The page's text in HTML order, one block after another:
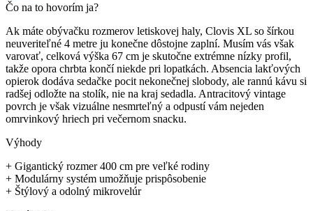
Čo na to hovorím ja?
Ak máte obývačku rozmerov letiskovej haly, Clovis XL so šírkou
neuveriteľné 4 metre ju konečne dôstojne zaplní. Musím vás však
varovať, celková výška 67 cm je skutočne extrémne nízky profil,
takže opora chrbta končí niekde pri lopatkách. Absencia lakťových
opierok dodáva sedačke pocit nekonečnej slobody, ale rannú kávu si
radšej odložte na stolík, nie na kraj sedadla. Antracitový vintage
povrch je však vizuálne nesmrteľný a odpustí vám nejeden
omrvinkový hriech pri večernom snacku.
Výhody
+ Gigantický rozmer 400 cm pre veľké rodiny
+ Modulárny systém umožňuje prispôsobenie
+ Štýlový a odolný mikrovelúr